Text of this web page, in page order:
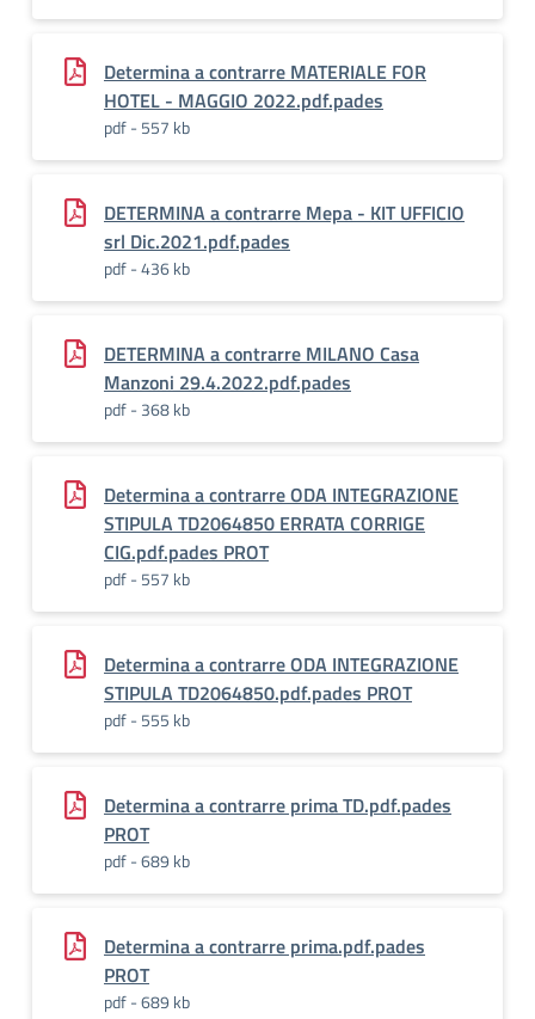
Determina a contrarre MATERIALE FOR
HOTEL - MAGGIO 2022.pdf.pades
pdf - 557 kb
DETERMINA a contrarre Mepa - KIT UFFICIO
srl Dic.2021.pdf.pades
pdf - 436 kb
DETERMINA a contrarre MILANO Casa
Manzoni 29.4.2022.pdf.pades
pdf - 368 kb
Determina a contrarre ODA INTEGRAZIONE
STIPULA TD2064850 ERRATA CORRIGE
CIG.pdf.pades PROT
pdf - 557 kb
Determina a contrarre ODA INTEGRAZIONE
STIPULA TD2064850.pdf.pades PROT
pdf - 555 kb
Determina a contrarre prima TD.pdf.pades
PROT
pdf - 689 kb
Determina a contrarre prima.pdf.pades
PROT
pdf - 689 kb